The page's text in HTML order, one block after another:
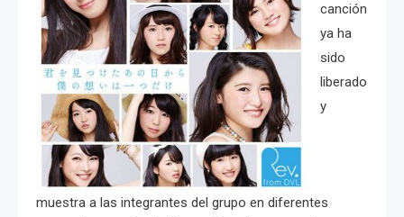
canción
ya ha
sido
liberado
y
muestra a las integrantes del grupo en diferentes